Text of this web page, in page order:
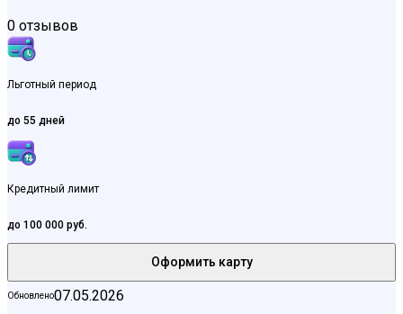
0 отзывов
Льготный период
до 55 дней
Кредитный лимит
до 100 000 руб.
Оформить карту
Обновлено07.05.2026